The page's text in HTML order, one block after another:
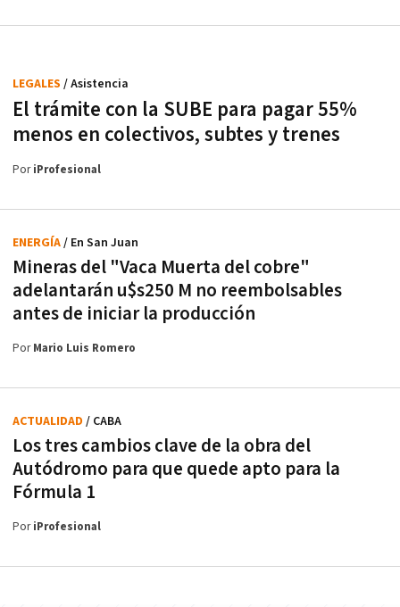
El trámite con la SUBE para pagar 55%
menos en colectivos, subtes y trenes
LEGALES / Asistencia
PoriProfesional
Mineras del "Vaca Muerta del cobre"
adelantarán u$s250 M no reembolsables
antes de iniciar la producción
ENERGÍA/ En San Juan
PorMario Luis Romero
Los tres cambios clave de la obra del
Autódromo para que quede apto para la
Fórmula 1
ACTUALIDAD / CABA
PoriProfesional